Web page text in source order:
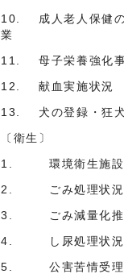
10. 成人老人保健の
業
11. 母子栄養強化事
12. 献血実施状況
13. 犬の登録・狂犬
〔衛生〕
1. 環境衛生施設
2. ごみ処理状況
3. ごみ減量化推
4. し尿処理状況
5. 公害苦情受理